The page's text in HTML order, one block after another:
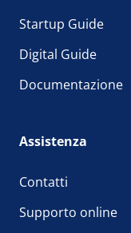
Startup Guide
Digital Guide
Documentazione
Assistenza
Contatti
Supporto online